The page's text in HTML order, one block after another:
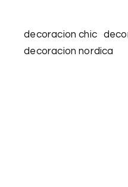
decoracion chic
decoracion nordica